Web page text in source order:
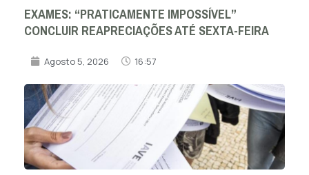
EXAMES: “PRATICAMENTE IMPOSSÍVEL”
CONCLUIR REAPRECIAÇÕES ATÉ SEXTA-FEIRA
Agosto 5, 2026 16:57